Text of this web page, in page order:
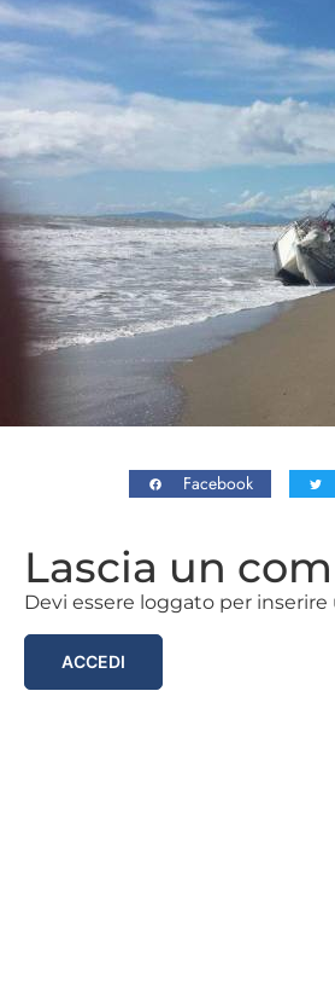
Facebook
Lascia un
Devi essere loggato per
ACCEDI